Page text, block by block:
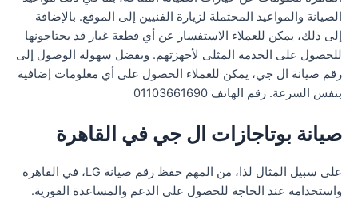
الصيانة والمواعيد المحتملة لزيارة الفنيين إلى الموقع. بالإضافة
إلى ذلك، يمكن للعملاء الاستفسار عن أي قطعة غيار قد يحتاجونها
للحصول على الخدمة المثلى لأجهزتهم. وبفضل سهولة الوصول إلى
رقم صيانة ال جي، يمكن للعملاء الحصول على أي معلومات إضافية
بنفس السرعة. رقم الهاتف 01103661690
صيانة بوتاجازات ال جي في القاهرة
على سبيل المثال لذا، من المهم حفظ رقم صيانة LG، في القاهرة
واستخدامه عند الحاجة للحصول على الدعم والمساعدة الفورية.